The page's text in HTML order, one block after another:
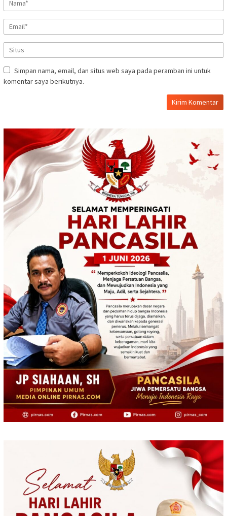
Simpan nama, email, dan situs web saya pada peramban ini untuk
komentar saya berikutnya.